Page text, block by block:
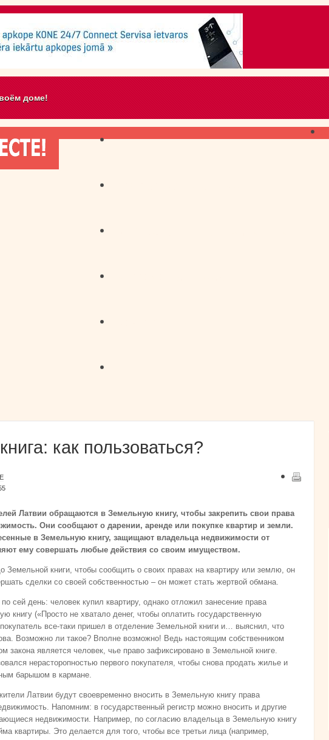
доме!
как пользоваться?
Латвии обращаются в Земельную книгу, чтобы закрепить свои права
Они сообщают о дарении, аренде или покупке квартир и земли.
в Земельную книгу, защищают владельца недвижимости от
ему совершать любые действия со своим имуществом.
Земельной книги, чтобы сообщить о своих правах на квартиру или землю, он
сделки со своей собственностью – он может стать жертвой обмана.
сей день: человек купил квартиру, однако отложил занесение права
книгу («Просто не хватало денег, чтобы оплатить государственную
все-таки пришел в отделение Земельной книги и… выяснил, что
Возможно ли такое? Вполне возможно! Ведь настоящим собственником
закона является человек, чье право зафиксировано в Земельной книге.
нерасторопностью первого покупателя, чтобы снова продать жилье и
барышом в кармане.
Латвии будут своевременно вносить в Земельную книгу права
Напомним: в государственный регистр можно вносить и другие
недвижимости. Например, по согласию владельца в Земельную книгу
квартиры. Это делается для того, чтобы все третьи лица (например,